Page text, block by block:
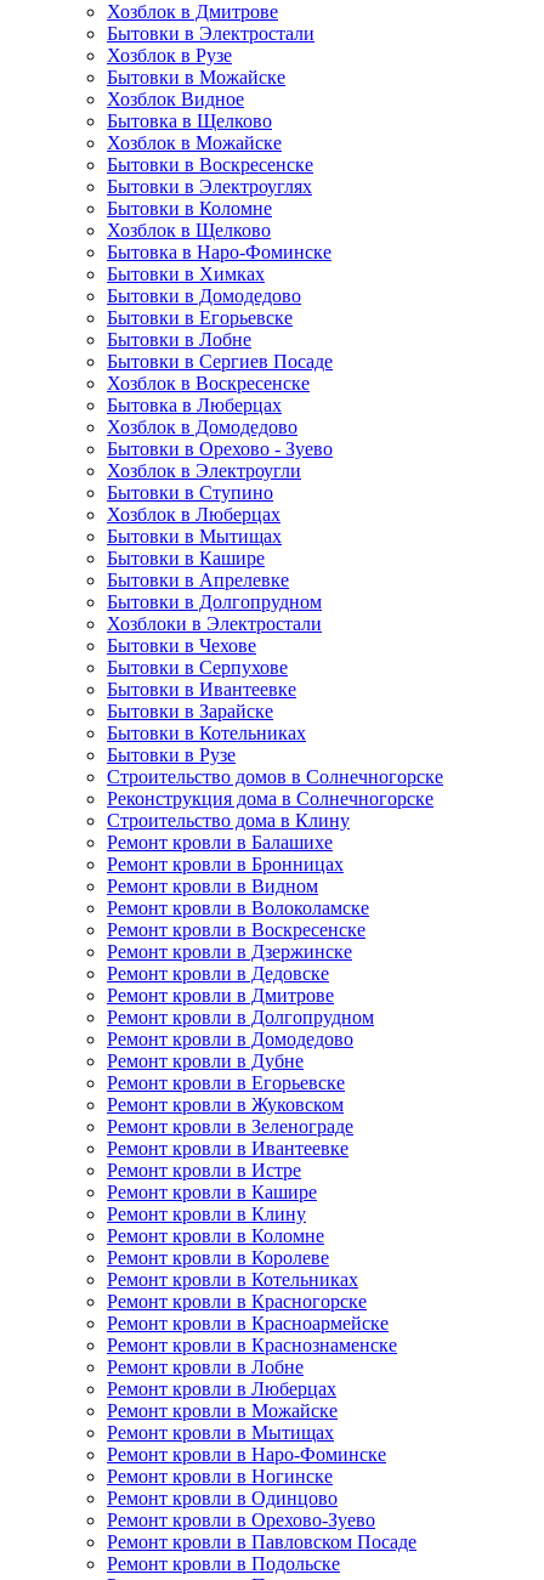
Хозблок в Дмитрове
Бытовки в Электростали
Хозблок в Рузе
Бытовки в Можайске
Хозблок Видное
Бытовкa в Щелково
Хозблок в Можайске
Бытовки в Воскресенске
Бытовки в Электроуглях
Бытовки в Коломне
Хозблок в Щелково
Бытовка в Наро-Фоминске
Бытовки в Химках
Бытовки в Домодедово
Бытовки в Егорьевске
Бытовки в Лобне
Бытовки в Сергиев Посаде
Хозблок в Воскресенске
Бытовка в Люберцах
Хозблок в Домодедово
Бытовки в Орехово - Зуево
Хозблок в Электроугли
Бытовки в Ступино
Хозблок в Люберцах
Бытовки в Мытищах
Бытовки в Кашире
Бытовки в Апрелевке
Бытовки в Долгопрудном
Хозблоки в Электростали
Бытовки в Чехове
Бытовки в Серпухове
Бытовки в Ивантеевке
Бытовки в Зарайске
Бытовки в Котельниках
Бытовки в Рузе
Строительство домов в Солнечногорске
Реконструкция дома в Солнечногорске
Строительство дома в Клину
Ремонт кровли в Балашихе
Ремонт кровли в Бронницах
Ремонт кровли в Видном
Ремонт кровли в Волоколамске
Ремонт кровли в Воскресенске
Ремонт кровли в Дзержинске
Ремонт кровли в Дедовске
Ремонт кровли в Дмитрове
Ремонт кровли в Долгопрудном
Ремонт кровли в Домодедово
Ремонт кровли в Дубне
Ремонт кровли в Егорьевске
Ремонт кровли в Жуковском
Ремонт кровли в Зеленограде
Ремонт кровли в Ивантеевке
Ремонт кровли в Истре
Ремонт кровли в Кашире
Ремонт кровли в Клину
Ремонт кровли в Коломне
Ремонт кровли в Королеве
Ремонт кровли в Котельниках
Ремонт кровли в Красногорске
Ремонт кровли в Красноармейске
Ремонт кровли в Краснознаменске
Ремонт кровли в Лобне
Ремонт кровли в Люберцах
Ремонт кровли в Можайске
Ремонт кровли в Мытищах
Ремонт кровли в Наро-Фоминске
Ремонт кровли в Ногинске
Ремонт кровли в Одинцово
Ремонт кровли в Орехово-Зуево
Ремонт кровли в Павловском Посаде
Ремонт кровли в Подольске